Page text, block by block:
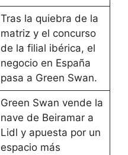
Tras la quiebra de la
matriz y el concurso
de la filial ibérica, el
negocio en España
pasa a Green Swan.
Green Swan vende la
nave de Beiramar a
Lidl y apuesta por un
espacio más